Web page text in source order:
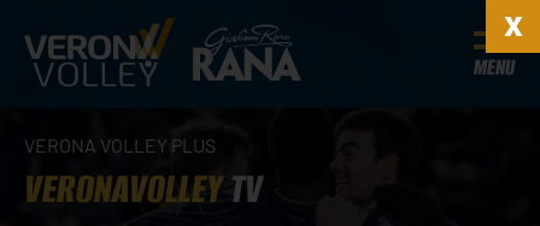
MENU
VERONA VOLLEY PLUS
VERONAVOLLEYTV